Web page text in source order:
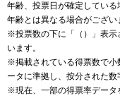
年齢、投票日が確定してい
年齢とは異なる場合がござい
※投票数の下に「（）」表示
います。
※掲載されている得票数で小
ータに準拠し、按分された数
※現在、一部の得票率データ